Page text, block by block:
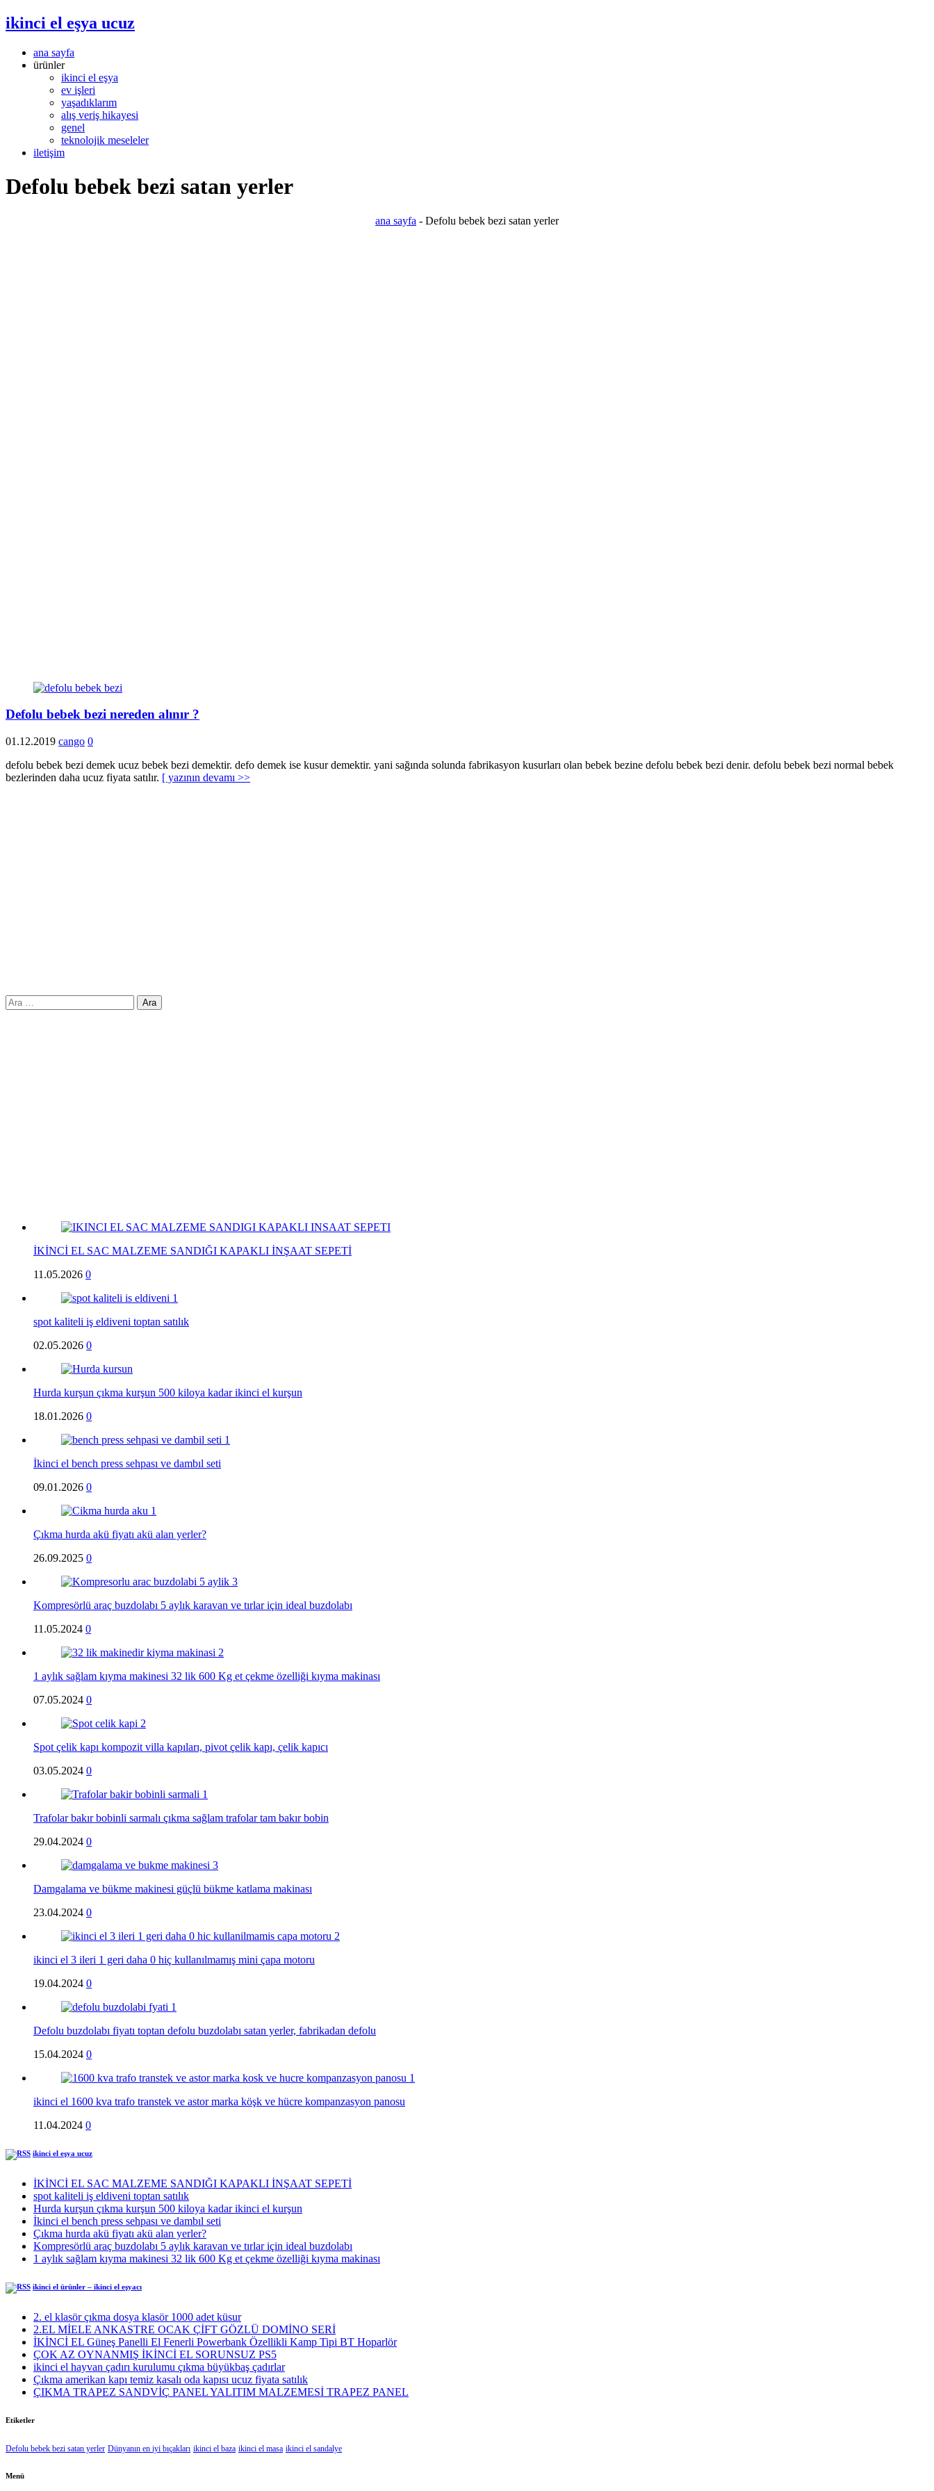
ikinci el eşya ucuz
ana sayfa
ürünler
ikinci el eşya
ev işleri
yaşadıklarım
alış veriş hikayesi
genel
teknolojik meseleler
iletişim
Defolu bebek bezi satan yerler
ana sayfa - Defolu bebek bezi satan yerler
Defolu bebek bezi nereden alınır ?
01.12.2019 cango 0
defolu bebek bezi demek ucuz bebek bezi demektir. defo demek ise kusur demektir. yani sağında solunda fabrikasyon kusurları olan bebek bezine defolu bebek bezi denir. defolu bebek bezi normal bebek
bezlerinden daha ucuz fiyata satılır. [ yazının devamı >>
Arama:
İKİNCİ EL SAC MALZEME SANDIĞI KAPAKLI İNŞAAT SEPETİ
11.05.2026 0
spot kaliteli iş eldiveni toptan satılık
02.05.2026 0
Hurda kurşun çıkma kurşun 500 kiloya kadar ikinci el kurşun
18.01.2026 0
İkinci el bench press sehpası ve dambıl seti
09.01.2026 0
Çıkma hurda akü fiyatı akü alan yerler?
26.09.2025 0
Kompresörlü araç buzdolabı 5 aylık karavan ve tırlar için ideal buzdolabı
11.05.2024 0
1 aylık sağlam kıyma makinesi 32 lik 600 Kg et çekme özelliği kıyma makinası
07.05.2024 0
Spot çelik kapı kompozit villa kapıları, pivot çelik kapı, çelik kapıcı
03.05.2024 0
Trafolar bakır bobinli sarmalı çıkma sağlam trafolar tam bakır bobin
29.04.2024 0
Damgalama ve bükme makinesi güçlü bükme katlama makinası
23.04.2024 0
ikinci el 3 ileri 1 geri daha 0 hiç kullanılmamış mini çapa motoru
19.04.2024 0
Defolu buzdolabı fiyatı toptan defolu buzdolabı satan yerler, fabrikadan defolu
15.04.2024 0
ikinci el 1600 kva trafo transtek ve astor marka köşk ve hücre kompanzasyon panosu
11.04.2024 0
ikinci el eşya ucuz
İKİNCİ EL SAC MALZEME SANDIĞI KAPAKLI İNŞAAT SEPETİ
spot kaliteli iş eldiveni toptan satılık
Hurda kurşun çıkma kurşun 500 kiloya kadar ikinci el kurşun
İkinci el bench press sehpası ve dambıl seti
Çıkma hurda akü fiyatı akü alan yerler?
Kompresörlü araç buzdolabı 5 aylık karavan ve tırlar için ideal buzdolabı
1 aylık sağlam kıyma makinesi 32 lik 600 Kg et çekme özelliği kıyma makinası
ikinci el ürünler – ikinci el eşyacı
2. el klasör çıkma dosya klasör 1000 adet küsur
2.EL MİELE ANKASTRE OCAK ÇİFT GÖZLÜ DOMİNO SERİ
İKİNCİ EL Güneş Panelli El Fenerli Powerbank Özellikli Kamp Tipi BT Hoparlör
ÇOK AZ OYNANMIŞ İKİNCİ EL SORUNSUZ PS5
ikinci el hayvan çadırı kurulumu çıkma büyükbaş çadırlar
Çıkma amerikan kapı temiz kasalı oda kapısı ucuz fiyata satılık
ÇIKMA TRAPEZ SANDVİÇ PANEL YALITIM MALZEMESİ TRAPEZ PANEL
Etiketler
Defolu bebek bezi satan yerler Dünyanın en iyi bıçakları ikinci el baza ikinci el masa ikinci el sandalye
Menü